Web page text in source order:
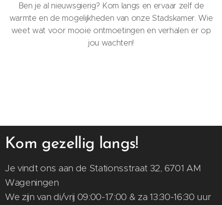
Ben je al nieuwsgierig? Kom langs en ervaar zelf de
warmte en de mogelijkheden van onze Stadskamer. Wie
weet wat voor mooie ontmoetingen en verhalen er op
jou wachten!
Kom gezellig langs!
Je vindt ons aan de Stationsstraat 32, 6701 AM
Wageningen
We zijn van di/vrij 09:00-17:00 & za 13:30-16:30 uur